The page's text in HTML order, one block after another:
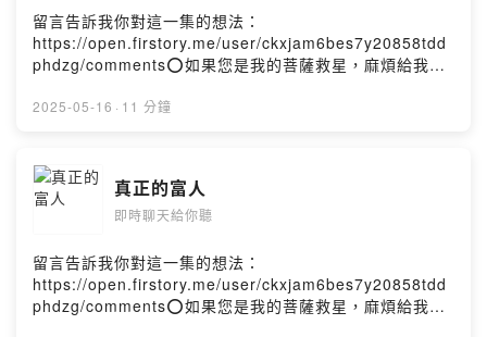
留言告訴我你對這一集的想法：
https://open.firstory.me/user/ckxjam6bes7y20858tdd
phdzg/comments⭕️如果您是我的菩薩救星，麻煩給我
www.linktr.ee/ed76559751平台留言吾亦或是留言區或私
直播也OK啦～😊Powered by Firstory Hosting
2025-05-16 · 11 分鐘
真正的富人
即時聊天給你聽
留言告訴我你對這一集的想法：
https://open.firstory.me/user/ckxjam6bes7y20858tdd
phdzg/comments⭕️如果您是我的菩薩救星，麻煩給我